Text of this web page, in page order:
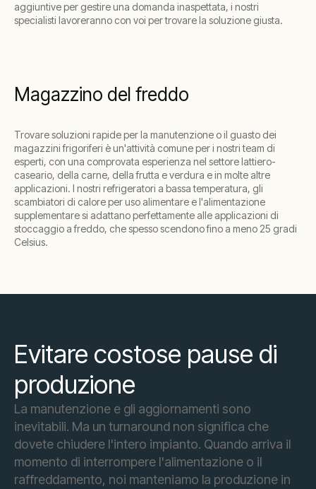
aggiuntive per gestire una domanda inaspettata, i nostri
specialisti lavoreranno con voi per trovare la soluzione giusta.
Magazzino del freddo
Trovare soluzioni rapide per la manutenzione o il guasto dei
magazzini frigoriferi è un'attività comune per i nostri team di
esperti, con una comprovata esperienza nel settore lattiero-
caseario, della carne, della frutta e verdura e in molte altre
applicazioni. I nostri refrigeratori a bassa temperatura, gli
scambiatori di calore per uso alimentare e l'alimentazione
supplementare si adattano perfettamente alle applicazioni di
stoccaggio a freddo, che spesso scendono fino a meno 25 gradi
Celsius.
Evitare costose pause di
produzione
La manutenzione e gli aggiornamenti sono
inevitabili. Ma un turnaround non significa che
dovete chiudere l'intero impianto. Quando arriva il
momento di interrompere l'alimentazione o il
raffreddamento, noi manteniamo la produzione in